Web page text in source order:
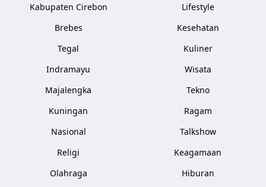
Kabupaten Cirebon
Brebes
Tegal
Indramayu
Majalengka
Kuningan
Nasional
Religi
Olahraga
Lifestyle
Kesehatan
Kuliner
Wisata
Tekno
Ragam
Talkshow
Keagamaan
Hiburan